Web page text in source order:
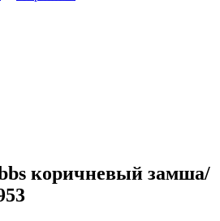
коричневый замша/